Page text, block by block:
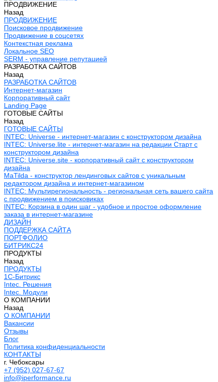
ПРОДВИЖЕНИЕ
Назад
ПРОДВИЖЕНИЕ
Поисковое продвижение
Продвижение в соцсетях
Контекстная реклама
Локальное SEO
SERM - управление репутацией
РАЗРАБОТКА САЙТОВ
Назад
РАЗРАБОТКА САЙТОВ
Интернет-магазин
Корпоративный сайт
Landing Page
ГОТОВЫЕ САЙТЫ
Назад
ГОТОВЫЕ САЙТЫ
INTEC: Universe - интернет-магазин с конструктором дизайна
INTEC: Universe.lite - интернет-магазин на редакции Старт с
конструктором дизайна
INTEC: Universe.site - корпоративный сайт с конструктором
дизайна
MaTilda - конструктор лендинговых сайтов с уникальным
редактором дизайна и интернет-магазином
INTEC: Мультирегиональность - региональная сеть вашего сайта
с продвижением в поисковиках
INTEC: Корзина в один шаг - удобное и простое оформление
заказа в интернет-магазине
ДИЗАЙН
ПОДДЕРЖКА САЙТА
ПОРТФОЛИО
БИТРИКС24
ПРОДУКТЫ
Назад
ПРОДУКТЫ
1С-Битрикс
Intec. Решения
Intec. Модули
О КОМПАНИИ
Назад
О КОМПАНИИ
Вакансии
Отзывы
Блог
Политика конфиденциальности
КОНТАКТЫ
г. Чебоксары
+7 (952) 027-67-67
info@iperformance.ru